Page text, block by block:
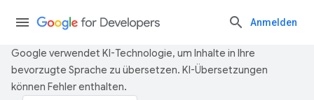
Anmelden
Google verwendet KI-Technologie, um Inhalte in Ihre
bevorzugte Sprache zu übersetzen. KI-Übersetzungen
können Fehler enthalten.